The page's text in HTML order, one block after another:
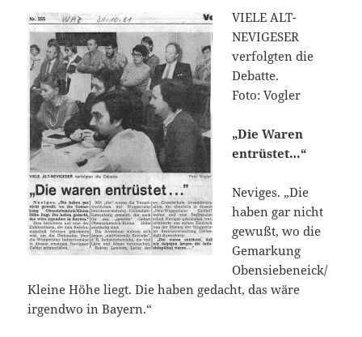
VIELE ALT-
NEVIGESER
verfolgten die
Debatte.
Foto: Vogler
„Die Waren
entrüstet…“
Neviges. „Die
haben gar nicht
gewußt, wo die
Gemarkung
Obensiebeneick/
Kleine Höhe liegt. Die haben gedacht, das wäre
irgendwo in Bayern.“